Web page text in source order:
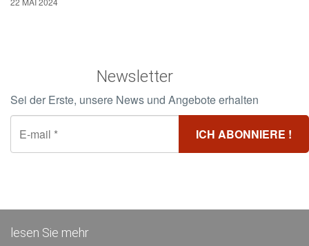
Newsletter
Sei der Erste, unsere News und Angebote erhalten
lesen Sie mehr